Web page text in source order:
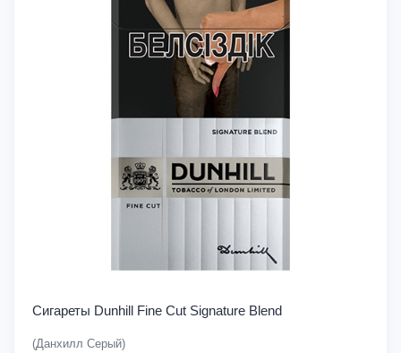
Сигареты Dunhill Fine Cut Signature Blend
(Данхилл Серый)